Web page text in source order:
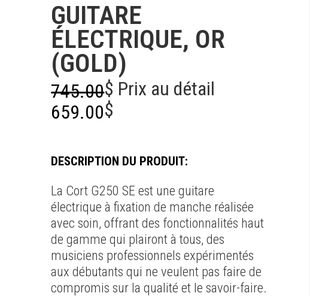
GUITARE
ÉLECTRIQUE, OR
(GOLD)
745.00$ Prix au détail
659.00$
DESCRIPTION DU PRODUIT:
La Cort G250 SE est une guitare
électrique à fixation de manche réalisée
avec soin, offrant des fonctionnalités haut
de gamme qui plairont à tous, des
musiciens professionnels expérimentés
aux débutants qui ne veulent pas faire de
compromis sur la qualité et le savoir-faire.